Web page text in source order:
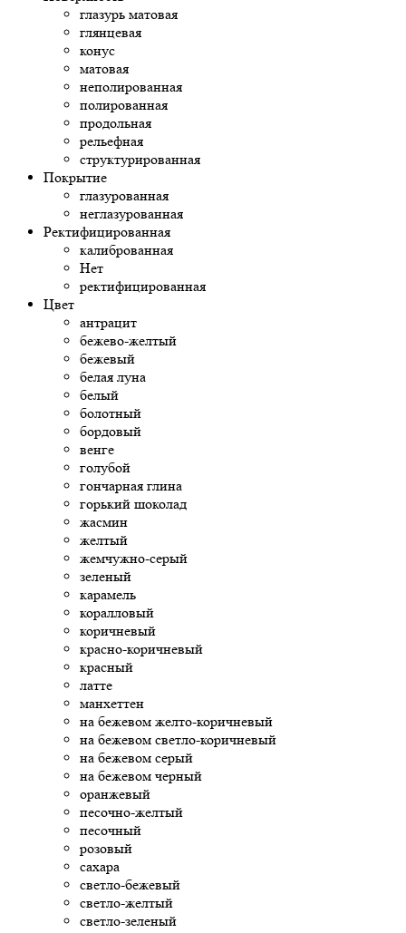
глазурь матовая
глянцевая
конус
матовая
неполированная
полированная
продольная
рельефная
структурированная
Покрытие
глазурованная
неглазурованная
Ректифицированная
калиброванная
Нет
ректифицированная
Цвет
антрацит
бежево-желтый
бежевый
белая луна
белый
болотный
бордовый
венге
голубой
гончарная глина
горький шоколад
жасмин
желтый
жемчужно-серый
зеленый
карамель
коралловый
коричневый
красно-коричневый
красный
латте
манхеттен
на бежевом желто-коричневый
на бежевом светло-коричневый
на бежевом серый
на бежевом черный
оранжевый
песочно-желтый
песочный
розовый
сахара
светло-бежевый
светло-желтый
светло-зеленый